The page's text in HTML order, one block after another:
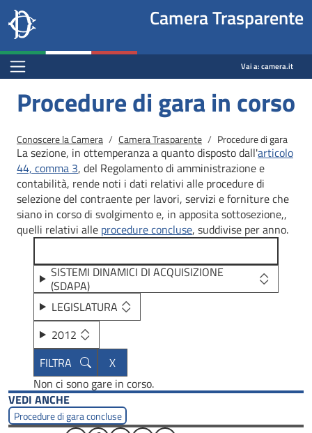
Salta al contenuto principale
Salta al menu di navigazione
Site
header
block
Camera dei deputati
Camera Trasparente
Menu Bar block
Vai a:camera.it
Procedure di gara in corso
Briciole di pane
Conoscere la Camera Camera Trasparente Procedure di gara
La sezione, in ottemperanza a quanto disposto dall'articolo
44, comma 3, del Regolamento di amministrazione e
contabilità, rende noti i dati relativi alle procedure di
selezione del contraente per lavori, servizi e forniture che
siano in corso di svolgimento e, in apposita sottosezione,,
quelli relativi alle procedure concluse, suddivise per anno.
SISTEMI DINAMICI DI ACQUISIZIONE
(SDAPA)
LEGISLATURA
2012
Non ci sono gare in corso.
VEDI ANCHE
Procedure di gara concluse
Fine pagina
Salta al contenuto principale
Salta al menu di navigazione
Vai a inizio pagina